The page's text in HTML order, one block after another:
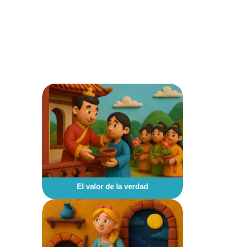
El valor de la verdad